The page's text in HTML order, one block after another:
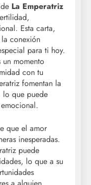
La Emperatriz
Esta carta,
conexión
para ti hoy.
un momento
con tu
fomentan la
lo que puede
que el amor
inesperadas.
puede
lo que a su